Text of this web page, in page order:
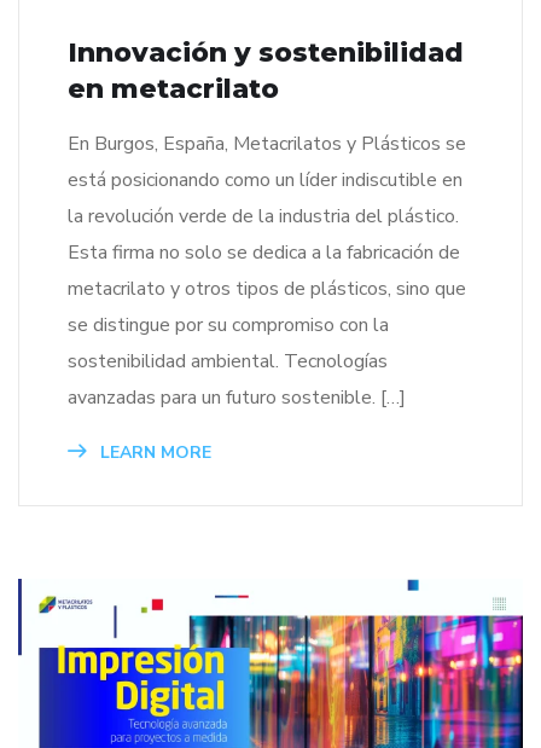
Innovación y sostenibilidad
en metacrilato
En Burgos, España, Metacrilatos y Plásticos se
está posicionando como un líder indiscutible en
la revolución verde de la industria del plástico.
Esta firma no solo se dedica a la fabricación de
metacrilato y otros tipos de plásticos, sino que
se distingue por su compromiso con la
sostenibilidad ambiental. Tecnologías
avanzadas para un futuro sostenible. […]
LEARN MORE